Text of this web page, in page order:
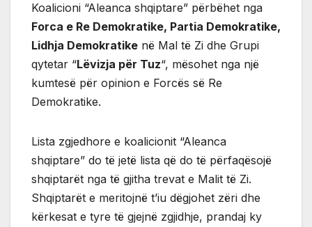
Koalicioni “Aleanca shqiptare” përbëhet nga
Forca e Re Demokratike, Partia Demokratike,
Lidhja Demokratike në Mal të Zi dhe Grupi
qytetar “Lëvizja për Tuz“, mësohet nga një
kumtesë për opinion e Forcës së Re
Demokratike.
Lista zgjedhore e koalicionit “Aleanca
shqiptare” do të jetë lista që do të përfaqësojë
shqiptarët nga të gjitha trevat e Malit të Zi.
Shqiptarët e meritojnë t’iu dëgjohet zëri dhe
kërkesat e tyre të gjejnë zgjidhje, prandaj ky